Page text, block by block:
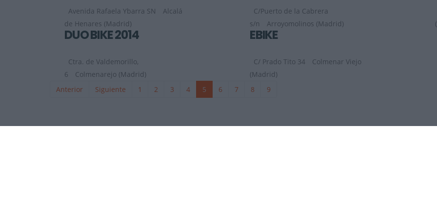
Avenida Rafaela Ybarra SN
Alcalá
de Henares (Madrid)
C/Puerto de la Cabrera
s/n
Arroyomolinos (Madrid)
DUO BIKE 2014
Ctra. de Valdemorillo,
6
Colmenarejo (Madrid)
EBIKE
C/ Prado Tito 34
Colmenar Viejo
(Madrid)
Anterior
Siguiente 1 2 3 4 5 6 7 8 9